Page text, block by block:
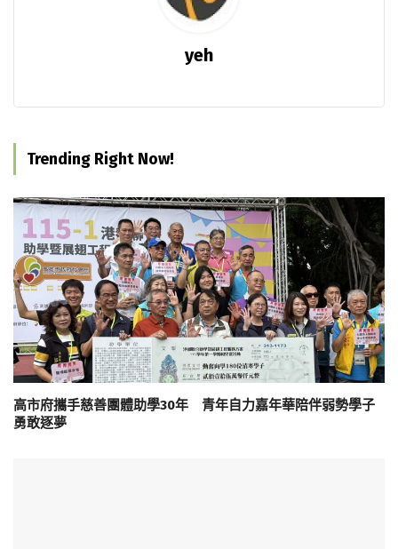
yeh
Trending Right Now!
高市府攜手慈善團體助學30年 青年自力嘉年華陪伴弱勢學子
勇敢逐夢